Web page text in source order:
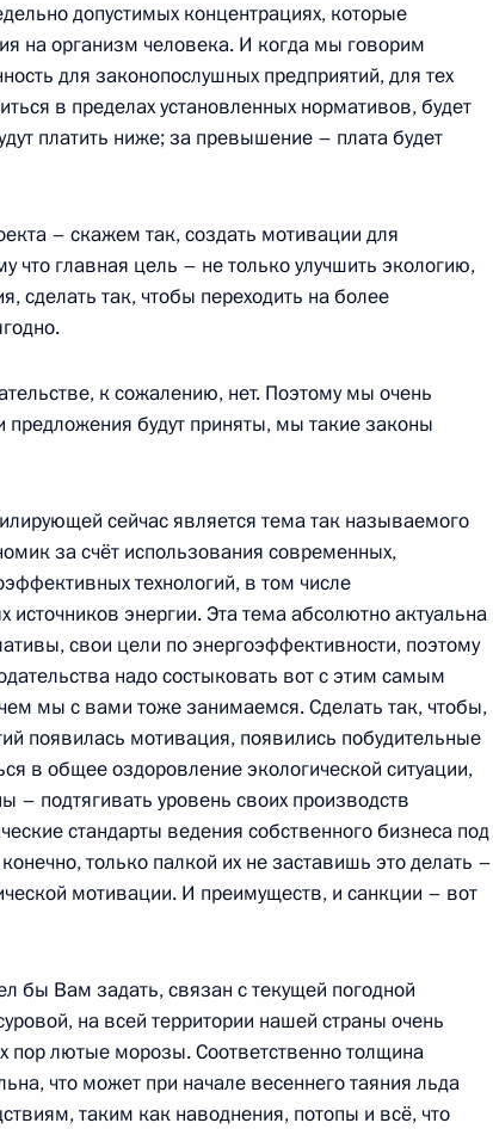
и Администрации
развития авиации общего
по контролю
по вопросу повышения
коммунальных услуг
совета госкорпорации
Москве нормативов качества
нормативам в ведущих
допустимых концентрациях, которые
на организм человека. И когда мы говорим
для законопослушных предприятий, для тех
в пределах установленных нормативов, будет
платить ниже; за превышение – плата будет
– скажем так, создать мотивации для
что главная цель – не только улучшить экологию,
сделать так, чтобы переходить на более
к сожалению, нет. Поэтому мы очень
предложения будут приняты, мы такие законы
сейчас является тема так называемого
за счёт использования современных,
технологий, в том числе
энергии. Эта тема абсолютно актуальна
свои цели по энергоэффективности, поэтому
надо состыковать вот с этим самым
мы с вами тоже занимаемся. Сделать так, чтобы,
появилась мотивация, появились побудительные
в общее оздоровление экологической ситуации,
– подтягивать уровень своих производств
стандарты ведения собственного бизнеса под
только палкой их не заставишь это делать –
мотивации. И преимуществ, и санкции – вот
бы Вам задать, связан с текущей погодной
на всей территории нашей страны очень
пор лютые морозы. Соответственно толщина
что может при начале весеннего таяния льда
таким как наводнения, потопы и всё, что